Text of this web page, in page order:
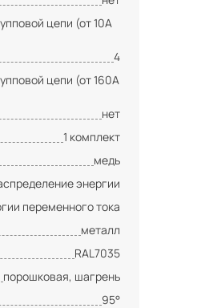
цепи (от 10А
4
цепи (от 160А
нет
1 комплект
медь
энергии
переменного тока
металл
RAL7035
порошковая, шагрень
95°